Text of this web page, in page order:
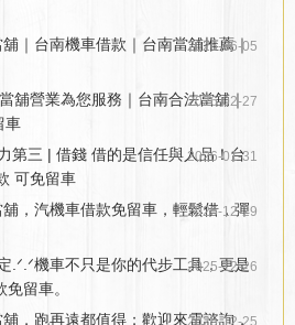
｜台南機車借款｜台南當舖推薦｜
2026-06-05
舖營業為您服務｜台南合法當舖｜
車
2026-02-27
第三 | 借錢 借的是信任與人品！台
可免留車
2026-01-31
，汽機車借款免留車，輕鬆借，彈
2025-12-29
.ᐟ.ᐟ機車不只是你的代步工具，更是
留車。
2025-12-26
，跑再遠都值得；歡迎來電諮詢，
2025-12-25